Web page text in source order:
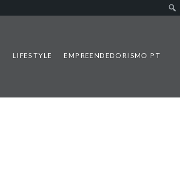
LIFESTYLE EMPREENDEDORISMO PT